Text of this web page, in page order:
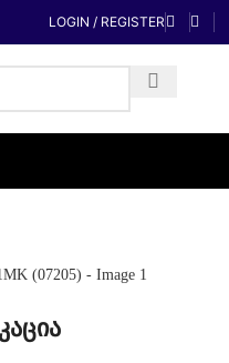
LOGIN / REGISTER